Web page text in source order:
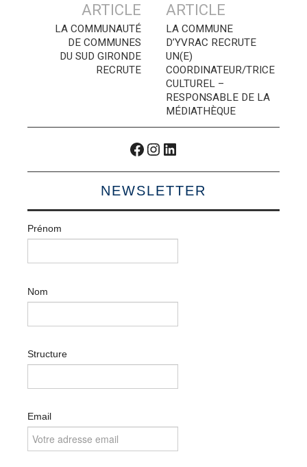
articles
ARTICLE
LA COMMUNAUTÉ
DE COMMUNES
DU SUD GIRONDE
RECRUTE
ARTICLE
LA COMMUNE
D’YVRAC RECRUTE
UN(E)
COORDINATEUR/TRICE
CULTUREL –
RESPONSABLE DE LA
MÉDIATHÈQUE
Facebook
Instagram
LinkedIn
NEWSLETTER
Prénom
Nom
Structure
Email